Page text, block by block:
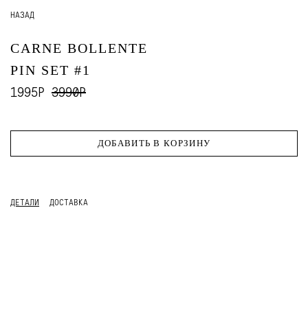
НАЗАД
CARNE BOLLENTE
PIN SET #1
1995Р 3990Р
ДОБАВИТЬ В КОРЗИНУ
ДЕТАЛИ ДОСТАВКА